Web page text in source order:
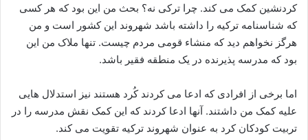
کردنشین کمک می کند. چرا ترکی نه؟ بحث من این بود که هر کسی
که شناسنامه ترکیه را داشته باشد شهروند این کشور است و من
هرگز نخواهم دید که منشاء قومی مردم چیست. تنها ملاک من این
بود که مدرسه پذیرنده در یک منطقه فقیر باشد.
اما برخی از افرادی که ادعا می کردند کُرد هستند نیز استدلال هایی
علیه کمک من داشتند. آنها ادعا کردند که این کمک نقش مدرسه را در
تربیت کودکان کرد به عنوان شهروند ترکیه تقویت می کند.